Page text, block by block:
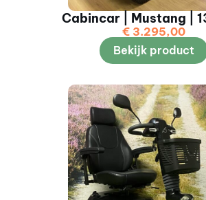
Cabincar | Mustang |
€ 3.295,00
Bekijk product